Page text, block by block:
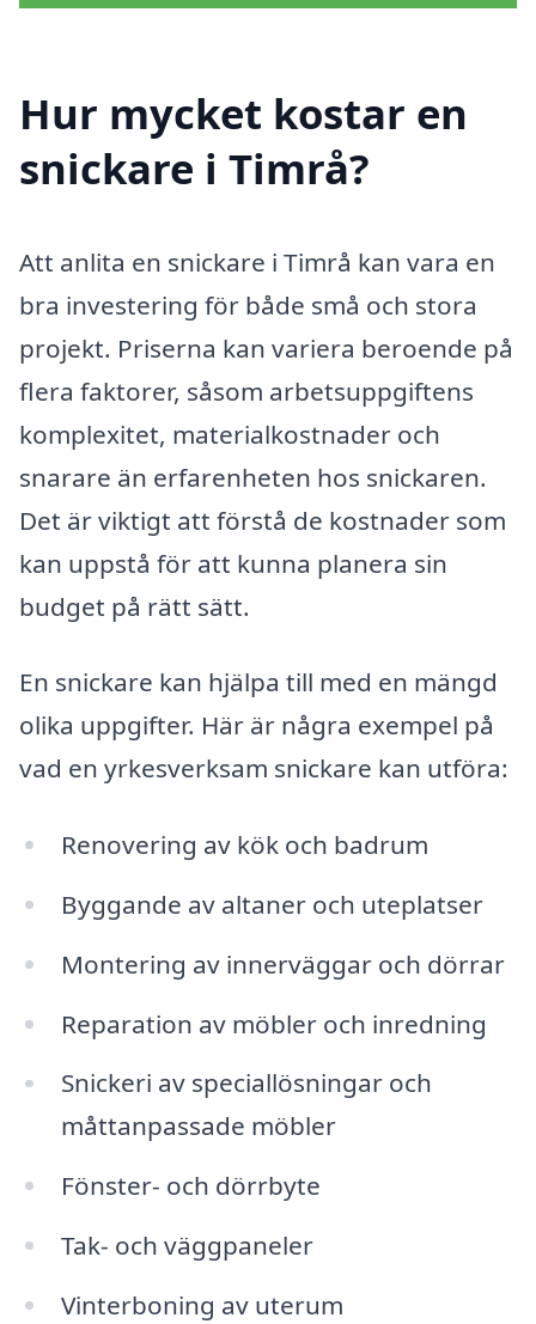
Hur mycket kostar en
snickare i Timrå?
Att anlita en snickare i Timrå kan vara en
bra investering för både små och stora
projekt. Priserna kan variera beroende på
flera faktorer, såsom arbetsuppgiftens
komplexitet, materialkostnader och
snarare än erfarenheten hos snickaren.
Det är viktigt att förstå de kostnader som
kan uppstå för att kunna planera sin
budget på rätt sätt.
En snickare kan hjälpa till med en mängd
olika uppgifter. Här är några exempel på
vad en yrkesverksam snickare kan utföra:
Renovering av kök och badrum
Byggande av altaner och uteplatser
Montering av innerväggar och dörrar
Reparation av möbler och inredning
Snickeri av speciallösningar och
måttanpassade möbler
Fönster- och dörrbyte
Tak- och väggpaneler
Vinterboning av uterum